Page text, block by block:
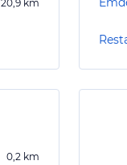
20,9 km
0,2 km